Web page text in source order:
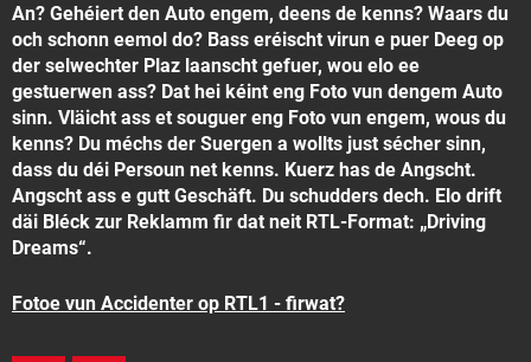
An? Gehéiert den Auto engem, deens de kenns? Waars du
och schonn eemol do? Bass eréischt virun e puer Deeg op
der selwechter Plaz laanscht gefuer, wou elo ee
gestuerwen ass? Dat hei kéint eng Foto vun dengem Auto
sinn. Vläicht ass et souguer eng Foto vun engem, wous du
kenns? Du méchs der Suergen a wollts just sécher sinn,
dass du déi Persoun net kenns. Kuerz has de Angscht.
Angscht ass e gutt Geschäft. Du schudders dech. Elo drift
däi Bléck zur Reklamm fir dat neit RTL-Format: „Driving
Dreams“.
Fotoe vun Accidenter op RTL1 - firwat?